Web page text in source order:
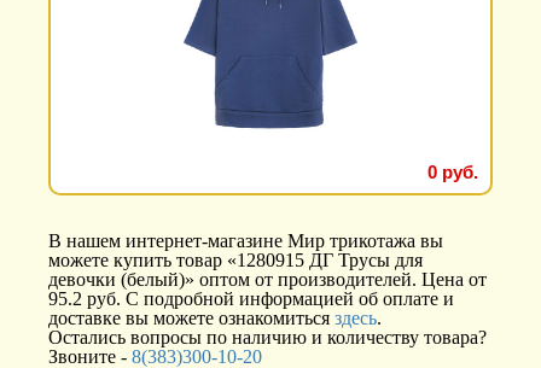
0 руб.
В нашем интернет-магазине Мир трикотажа вы
можете купить товар «1280915 ДГ Трусы для
девочки (белый)» оптом от производителей. Цена от
95.2 руб. С подробной информацией об оплате и
доставке вы можете ознакомиться здесь.
Остались вопросы по наличию и количеству товара?
Звоните - 8(383)300-10-20